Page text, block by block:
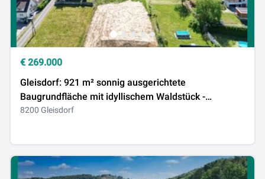
€ 269.000
Gleisdorf: 921 m² sonnig ausgerichtete
Baugrundfläche mit idyllischem Waldstück -
erweiterbar auf 2.500 m²
8200 Gleisdorf